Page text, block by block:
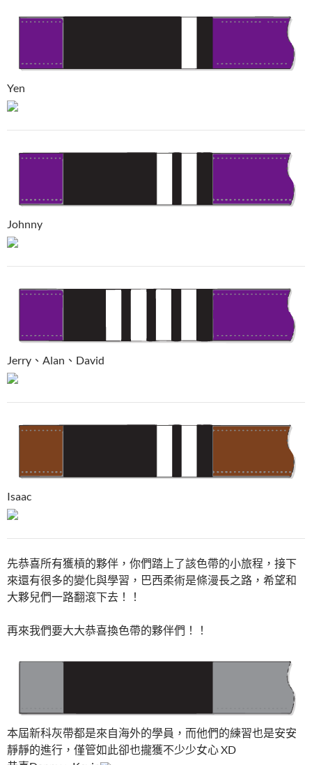
Yen
Johnny
Jerry、Alan、David
Isaac
先恭喜所有獲槓的夥伴，你們踏上了該色帶的小旅程，接下
來還有很多的變化與學習，巴西柔術是條漫長之路，希望和
大夥兒們一路翻滾下去！！
再來我們要大大恭喜換色帶的夥伴們！！
本屆新科灰帶都是來自海外的學員，而他們的練習也是安安
靜靜的進行，僅管如此卻也攏獲不少少女心 XD